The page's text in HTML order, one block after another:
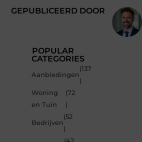
GEPUBLICEERD DOOR
POPULAR
CATEGORIES
Aanbiedingen
(137
)
Woning
en Tuin
(72
)
Bedrijven
(52
)